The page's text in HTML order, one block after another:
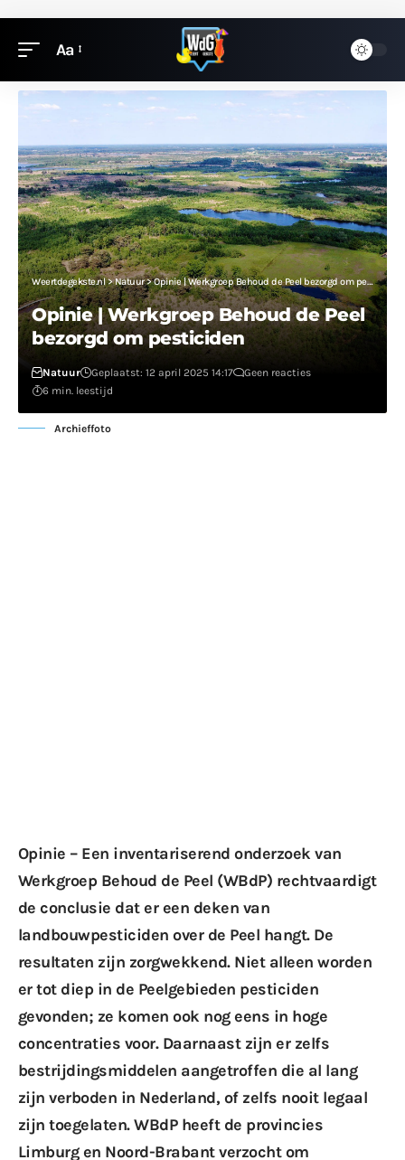
Aa
Weertdegekste.nl>Natuur>Opinie | Werkgroep Behoud de Peel bezorgd om pesticiden
Opinie | Werkgroep Behoud de Peel
bezorgd om pesticiden
Natuur Geplaatst: 12 april 2025 14:17
Geen reacties
6 min. leestijd
Archieffoto
Opinie – Een inventariserend onderzoek van
Werkgroep Behoud de Peel (WBdP) rechtvaardigt
de conclusie dat er een deken van
landbouwpesticiden over de Peel hangt. De
resultaten zijn zorgwekkend. Niet alleen worden
er tot diep in de Peelgebieden pesticiden
gevonden; ze komen ook nog eens in hoge
concentraties voor. Daarnaast zijn er zelfs
bestrijdingsmiddelen aangetroffen die al lang
zijn verboden in Nederland, of zelfs nooit legaal
zijn toegelaten. WBdP heeft de provincies
Limburg en Noord-Brabant verzocht om